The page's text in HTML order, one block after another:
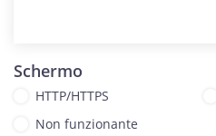
Schermo
HTTP/HTTPS
Non funzionante